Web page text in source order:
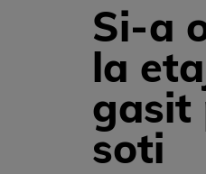
Si-a
la
gasit
soti